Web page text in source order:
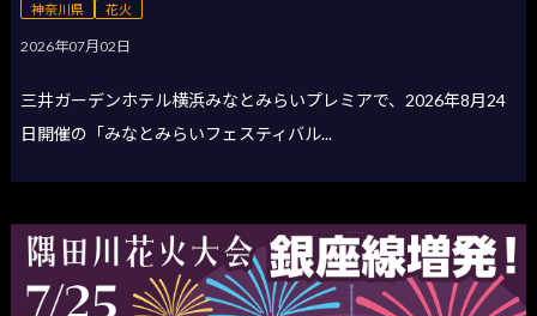
神奈川県 花火
2026年07月02日
三井ガーデンホテル横浜みなとみらいプレミアで、2026年8月24
日開催の「みなとみらいフェスティバル...